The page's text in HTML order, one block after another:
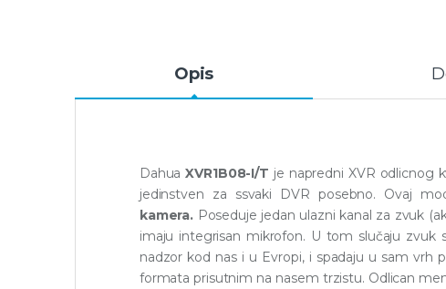
Opis
DahuaXVR1B08-I/T je napredni XVR odlicnog
jedinstven za ssvaki DVR posebno. Ovaj
kamera. Poseduje jedan ulazni kanal za zvuk
imaju integrisan mikrofon. U tom slučaju zvuk
nadzor kod nas i u Evropi, i spadaju u sam
formata prisutnim na nasem trzistu. Odlican